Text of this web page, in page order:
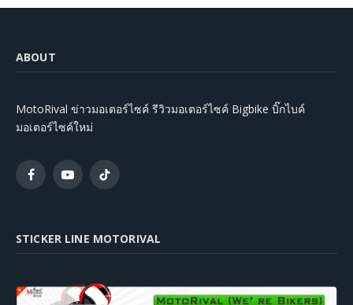
ABOUT
MotoRival ข่าวมอเตอร์ไซค์ รีวิวมอเตอร์ไซค์ Bigbike บิ๊กไบค์
มอเตอร์ไซค์ใหม่
FacebookYouTubeTikTok
STICKER LINE MOTORIVAL